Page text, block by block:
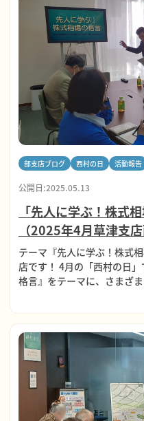
部支店ブログ 西村の日 活動報告
公開日:2025.05.13
「先人に学ぶ！株式
（2025年4月草津支店
テーマ『先人に学ぶ！株式
店です！ 4月の「西村の日
格言』をテーマに、さまざ